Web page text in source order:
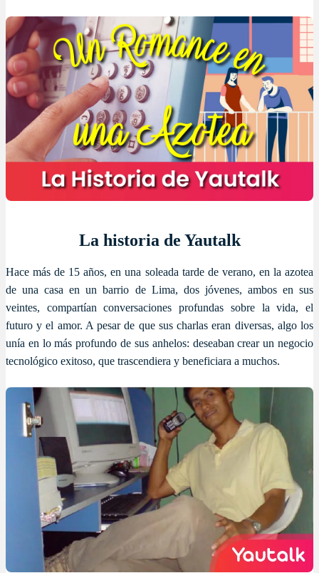
La historia de Yautalk
Hace más de 15 años, en una soleada tarde de verano, en la azotea
de una casa en un barrio de Lima, dos jóvenes, ambos en sus
veintes, compartían conversaciones profundas sobre la vida, el
futuro y el amor. A pesar de que sus charlas eran diversas, algo los
unía en lo más profundo de sus anhelos: deseaban crear un negocio
tecnológico exitoso, que trascendiera y beneficiara a muchos.